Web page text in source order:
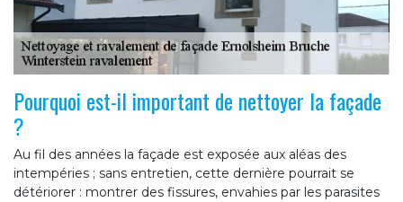
Pourquoi est-il important de nettoyer la façade
?
Au fil des années la façade est exposée aux aléas des
intempéries ; sans entretien, cette dernière pourrait se
détériorer : montrer des fissures, envahies par les parasites